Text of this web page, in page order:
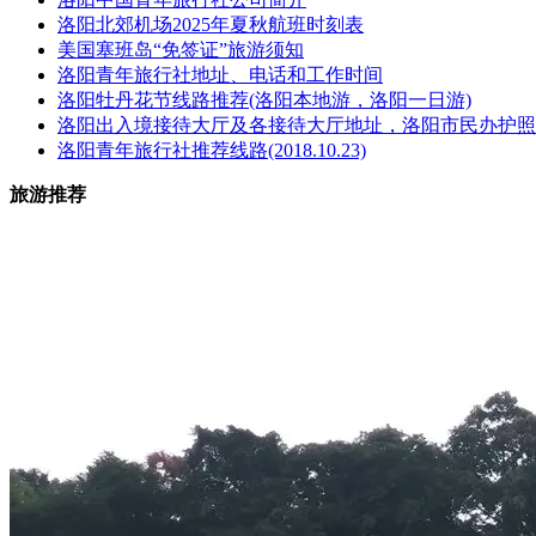
洛阳北郊机场2025年夏秋航班时刻表
美国塞班岛“免签证”旅游须知
洛阳青年旅行社地址、电话和工作时间
洛阳牡丹花节线路推荐(洛阳本地游，洛阳一日游)
洛阳出入境接待大厅及各接待大厅地址，洛阳市民办护
洛阳青年旅行社推荐线路(2018.10.23)
旅游推荐